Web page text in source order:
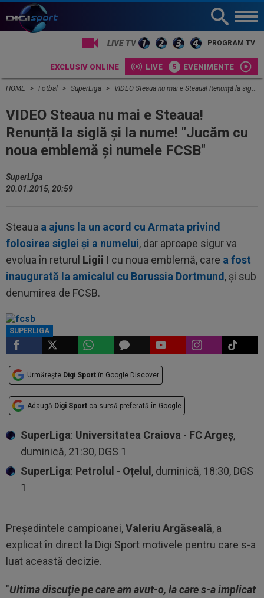
PROGRAM TV
EXCLUSIV ONLINE LIVE EVENIMENTE
HOME Fotbal SuperLiga VIDEO Steaua nu mai e Steaua! Renunță la siglă și la nume! "Jucăm cu noua emblemă şi numele FCSB"
VIDEO Steaua nu mai e Steaua!
Renunță la siglă și la nume! "Jucăm cu
noua emblemă şi numele FCSB"
SuperLiga
20.01.2015, 20:59
Steaua a ajuns la un acord cu Armata privind
folosirea siglei şi a numelui, dar aproape sigur va
evolua în returul Ligii I cu noua emblemă, care a fost
inaugurată la amicalul cu Borussia Dortmund , şi sub
denumirea de FCSB.
SUPERLIGA
Urmărește Digi Sport în Google Discover
Adaugă Digi Sport ca sursă preferată în Google
SuperLiga: Universitatea Craiova - FC Argeș,
duminică, 21:30, DGS 1
SuperLiga: Petrolul - Oțelul , duminică, 18:30, DGS
1
Preşedintele campioanei,Valeriu Argăseală, a
explicat în direct la Digi Sport motivele pentru care s-a
luat această decizie.
"Ultima discuţie pe care am avut-o, la care s-a implicat